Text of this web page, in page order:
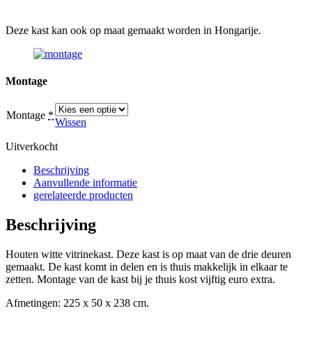
Deze kast kan ook op maat gemaakt worden in Hongarije.
Montage
Montage *
Wissen
Uitverkocht
Beschrijving
Aanvullende informatie
gerelateerde producten
Beschrijving
Houten witte vitrinekast. Deze kast is op maat van de drie deuren
gemaakt. De kast komt in delen en is thuis makkelijk in elkaar te
zetten. Montage van de kast bij je thuis kost vijftig euro extra.
Afmetingen: 225 x 50 x 238 cm.